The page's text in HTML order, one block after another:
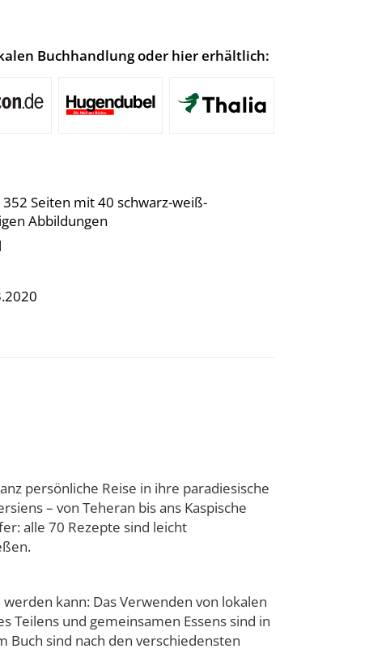
Buchhandlung oder hier erhältlich:
Seiten mit 40 schwarz-weiß-
Abbildungen
persönliche Reise in ihre paradiesische
– von Teheran bis ans Kaspische
alle 70 Rezepte sind leicht
kann: Das Verwenden von lokalen
Teilens und gemeinsamen Essens sind in
Buch sind nach den verschiedensten